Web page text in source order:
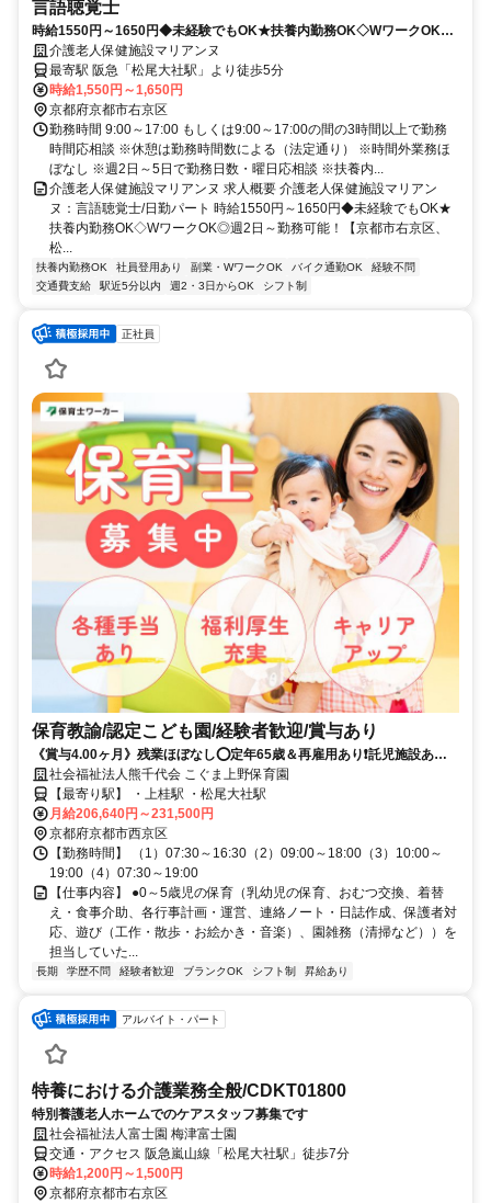
言語聴覚士
時給1550円～1650円◆未経験でもOK★扶養内勤務OK◇WワークOK◎
週2日～勤務可能！【京都市右京区、松尾大社駅、老健/訪問リハ/デイケ
ア、言語聴覚士、日勤パート】
介護老人保健施設マリアンヌ
最寄駅 阪急「松尾大社駅」より徒歩5分
時給1,550円～1,650円
京都府京都市右京区
勤務時間 9:00～17:00 もしくは9:00～17:00の間の3時間以上で勤務
時間応相談 ※休憩は勤務時間数による（法定通り） ※時間外業務ほ
ぼなし ※週2日～5日で勤務日数・曜日応相談 ※扶養内...
介護老人保健施設マリアンヌ 求人概要 介護老人保健施設マリアン
ヌ：言語聴覚士/日勤パート 時給1550円～1650円◆未経験でもOK★
扶養内勤務OK◇WワークOK◎週2日～勤務可能！【京都市右京区、
松...
扶養内勤務OK 社員登用あり 副業・WワークOK バイク通勤OK
経験不問
交通費支給
駅近5分以内 週2・3日からOK シフト制
正社員
保育教諭/認定こども園/経験者歓迎/賞与あり
《賞与4.00ヶ月》残業ほぼなし⭕定年65歳＆再雇用あり❗️託児施設あり⭐
彡認定こども園でのお仕事❗️
社会福祉法人熊千代会 こぐま上野保育園
【最寄り駅】 ・上桂駅 ・松尾大社駅
月給206,640円～231,500円
京都府京都市西京区
【勤務時間】 （1）07:30～16:30（2）09:00～18:00（3）10:00～
19:00（4）07:30～19:00
【仕事内容】 ●0～5歳児の保育（乳幼児の保育、おむつ交換、着替
え・食事介助、各行事計画・運営、連絡ノート・日誌作成、保護者対
応、遊び（工作・散歩・お絵かき・音楽）、園雑務（清掃など））を
担当していた...
長期 学歴不問 経験者歓迎 ブランクOK シフト制 昇給あり
アルバイト・パート
特養における介護業務全般/CDKT01800
特別養護老人ホームでのケアスタッフ募集です
社会福祉法人富士園 梅津富士園
交通・アクセス 阪急嵐山線「松尾大社駅」徒歩7分
時給1,200円～1,500円
京都府京都市右京区